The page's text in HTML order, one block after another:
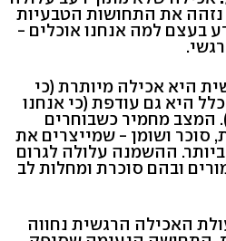
נזהה את התחושות הטבעיות
בעצם למה אנחנו אוכלים -
היא אכילה מיותרת (כי
היא גם עודפת (כי אנחנו
המצב מחמיר כשבוחרים
סוכר ושומן - שמייצרים את
ההשמנה עלולה לגרום
ובהם סוכרת ומחלות לב
האכילה הרגשית נחווה